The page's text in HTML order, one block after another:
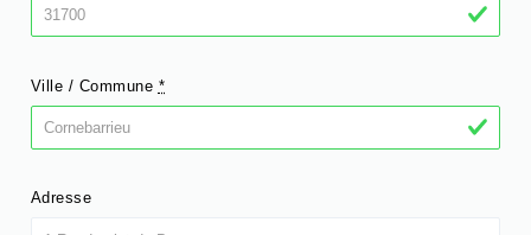
Ville / Commune *
Adresse